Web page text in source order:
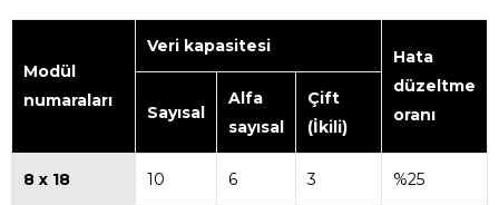
Modül
numaraları
Veri kapasitesi
Hata
düzeltme
oranı
Sayısal
Alfa
sayısal
Çift
(İkili)
8 x 18 10 6 3 %25